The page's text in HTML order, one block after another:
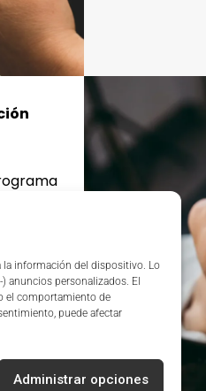
la información del dispositivo. Lo
anuncios personalizados. El
el comportamiento de
puede afectar
Administrar opciones
en
salón.
que tu
se
local,